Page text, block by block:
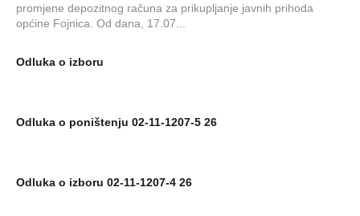
promjene depozitnog računa za prikupljanje javnih prihoda
općine Fojnica. Od dana, 17.07...
Odluka o izboru
Odluka o poništenju 02-11-1207-5 26
Odluka o izboru 02-11-1207-4 26